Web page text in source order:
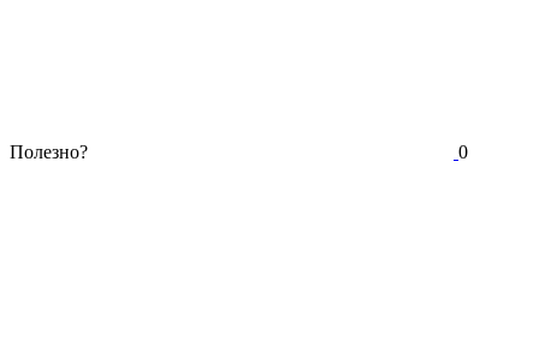
Полезно? 0